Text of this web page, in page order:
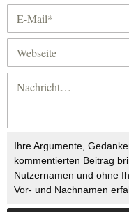
Ihre Argumente,
kommentierten Beitrag
Nutzernamen und ohne
Vor- und Nachnamen